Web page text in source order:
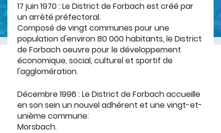
17 juin 1970 :Le District de Forbach est créé par
un arrêté préfectoral.
Composé de vingt communes pour une
population d'environ 80 000 habitants, le District
de Forbach oeuvre pour le développement
économique, social, culturel et sportif de
l'agglomération.
Décembre 1996 :Le District de Forbach accueille
en son sein un nouvel adhérent et une vingt-et-
unième commune:
Morsbach.